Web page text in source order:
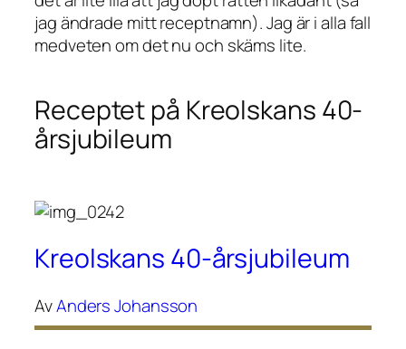
jag ändrade mitt receptnamn). Jag är i alla fall
medveten om det nu och skäms lite.
Receptet på Kreolskans 40-
årsjubileum
Kreolskans 40-årsjubileum
AvAnders Johansson